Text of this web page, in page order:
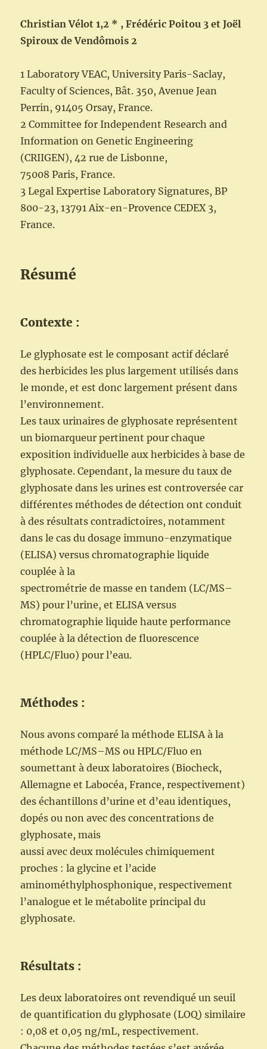
Christian Vélot 1,2 * , Frédéric Poitou 3 et Joël
Spiroux de Vendômois 2
1 Laboratory VEAC, University Paris-Saclay,
Faculty of Sciences, Bât. 350, Avenue Jean
Perrin, 91405 Orsay, France.
2 Committee for Independent Research and
Information on Genetic Engineering
(CRIIGEN), 42 rue de Lisbonne,
75008 Paris, France.
3 Legal Expertise Laboratory Signatures, BP
800-23, 13791 Aix-en-Provence CEDEX 3,
France.
Résumé
Contexte :
Le glyphosate est le composant actif déclaré
des herbicides les plus largement utilisés dans
le monde, et est donc largement présent dans
l’environnement.
Les taux urinaires de glyphosate représentent
un biomarqueur pertinent pour chaque
exposition individuelle aux herbicides à base de
glyphosate. Cependant, la mesure du taux de
glyphosate dans les urines est controversée car
différentes méthodes de détection ont conduit
à des résultats contradictoires, notamment
dans le cas du dosage immuno-enzymatique
(ELISA) versus chromatographie liquide
couplée à la
spectrométrie de masse en tandem (LC/MS–
MS) pour l’urine, et ELISA versus
chromatographie liquide haute performance
couplée à la détection de fluorescence
(HPLC/Fluo) pour l’eau.
Méthodes :
Nous avons comparé la méthode ELISA à la
méthode LC/MS–MS ou HPLC/Fluo en
soumettant à deux laboratoires (Biocheck,
Allemagne et Labocéa, France, respectivement)
des échantillons d’urine et d’eau identiques,
dopés ou non avec des concentrations de
glyphosate, mais
aussi avec deux molécules chimiquement
proches : la glycine et l’acide
aminométhylphosphonique, respectivement
l’analogue et le métabolite principal du
glyphosate.
Résultats :
Les deux laboratoires ont revendiqué un seuil
de quantification du glyphosate (LOQ) similaire
: 0,08 et 0,05 ng/mL, respectivement.